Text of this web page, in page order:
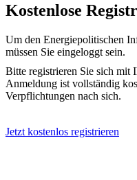
Kostenlose
Um den Energiepolitischen
müssen Sie eingeloggt sein.
Bitte registrieren Sie sich mit
Anmeldung ist vollständig
Verpflichtungen nach sich.
Jetzt kostenlos registrieren